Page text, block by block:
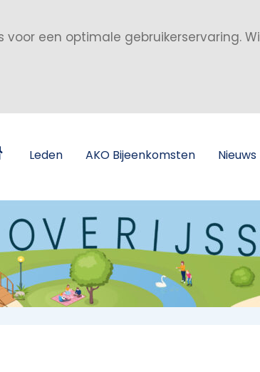
een optimale gebruikerservaring.
Leden AKO Bijeenkomsten Nieuws